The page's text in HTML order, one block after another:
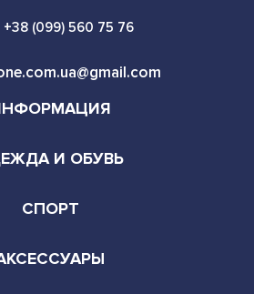
+38 (099) 560 75 76
И ОБУВЬ
СПОРТ